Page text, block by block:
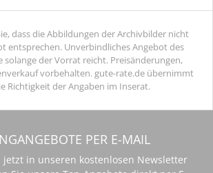
dass die Abbildungen der Archivbilder nicht
entsprechen. Unverbindliches Angebot des
solange der Vorrat reicht. Preisänderungen,
vorbehalten. gute-rate.de übernimmt
Richtigkeit der Angaben im Inserat.
PER E-MAIL
jetzt in unseren kostenlosen Newsletter